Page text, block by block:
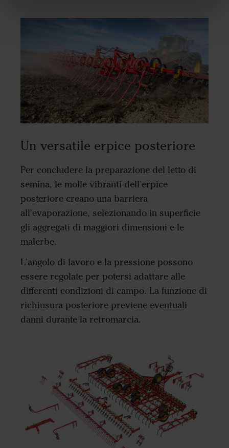
Un versatile erpice posteriore
Per concludere la preparazione del letto di
semina, le molle vibranti dell'erpice
posteriore creano una barriera
all'evaporazione, selezionando in superficie
gli aggregati di maggiori dimensioni e le
malerbe.
L'angolo di lavoro e la pressione possono
essere regolate per potersi adattare alle
differenti condizioni di campo. La funzione di
richiusura posteriore previene eventuali
danni durante la retromarcia.